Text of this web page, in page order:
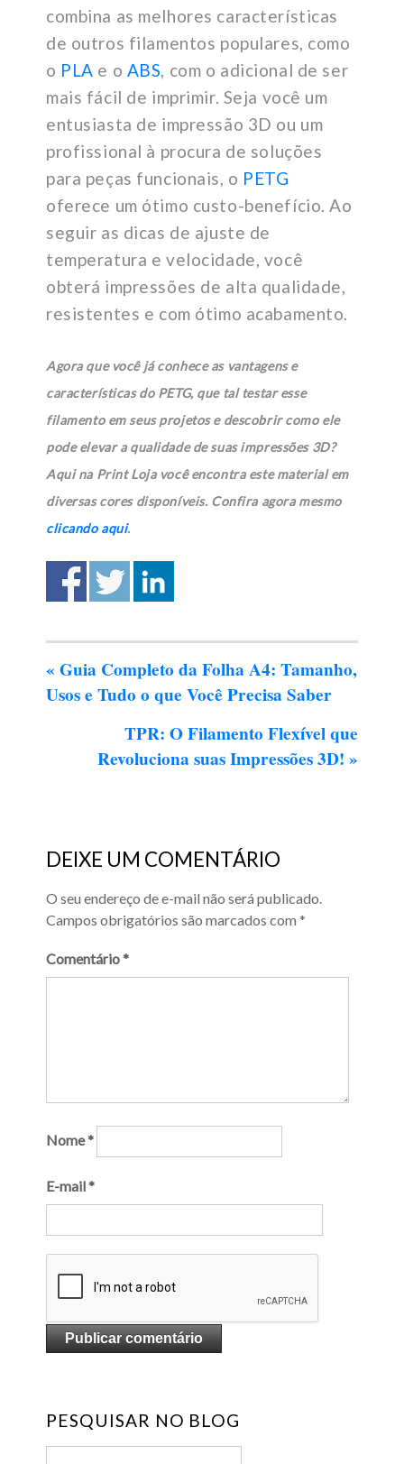
combina as melhores características
de outros filamentos populares, como
o PLA e o ABS, com o adicional de ser
mais fácil de imprimir. Seja você um
entusiasta de impressão 3D ou um
profissional à procura de soluções
para peças funcionais, o PETG
oferece um ótimo custo-benefício. Ao
seguir as dicas de ajuste de
temperatura e velocidade, você
obterá impressões de alta qualidade,
resistentes e com ótimo acabamento.
Agora que você já conhece as vantagens e
características do PETG, que tal testar esse
filamento em seus projetos e descobrir como ele
pode elevar a qualidade de suas impressões 3D?
Aqui na Print Loja você encontra este material em
diversas cores disponíveis. Confira agora mesmo
clicando aqui.
« Guia Completo da Folha A4: Tamanho,
Usos e Tudo o que Você Precisa Saber
TPR: O Filamento Flexível que
Revoluciona suas Impressões 3D! »
DEIXE UM COMENTÁRIO
O seu endereço de e-mail não será publicado.
Campos obrigatórios são marcados com *
Comentário*
Nome*
E-mail*
PESQUISAR NO BLOG